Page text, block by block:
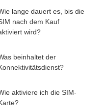
lange dauert es, bis die
nach dem Kauf
wird?
beinhaltet der
aktiviere ich die SIM-